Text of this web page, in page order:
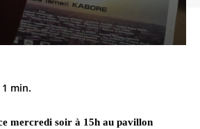
1 min.
mercredi soir à 15h au pavillon